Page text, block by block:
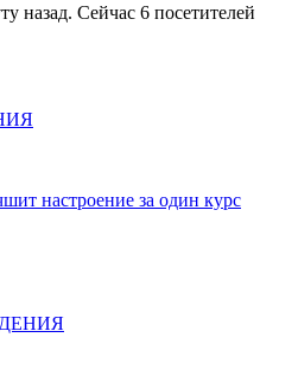
назад. Сейчас 6 посетителей
настроение за один курс